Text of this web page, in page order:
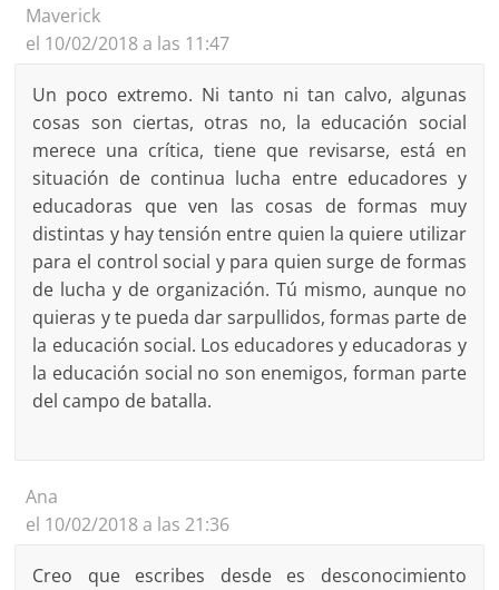
Maverick
el 10/02/2018 a las 11:47
Un poco extremo. Ni tanto ni tan calvo, algunas
cosas son ciertas, otras no, la educación social
merece una crítica, tiene que revisarse, está en
situación de continua lucha entre educadores y
educadoras que ven las cosas de formas muy
distintas y hay tensión entre quien la quiere utilizar
para el control social y para quien surge de formas
de lucha y de organización. Tú mismo, aunque no
quieras y te pueda dar sarpullidos, formas parte de
la educación social. Los educadores y educadoras y
la educación social no son enemigos, forman parte
del campo de batalla.
Ana
el 10/02/2018 a las 21:36
Creo que escribes desde es desconocimiento